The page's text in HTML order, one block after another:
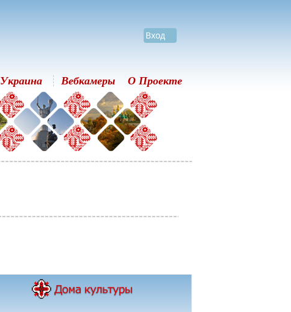
Вход
Украина Вебкамеры О Проекте